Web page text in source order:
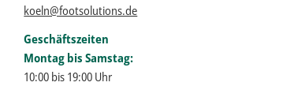
koeln@footsolutions.de
Geschäftszeiten
Montag bis Samstag:
10:00 bis 19:00 Uhr